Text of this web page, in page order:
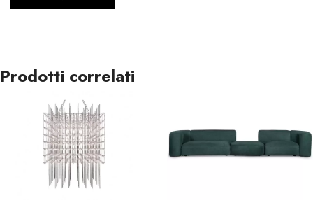
Prodotti correlati